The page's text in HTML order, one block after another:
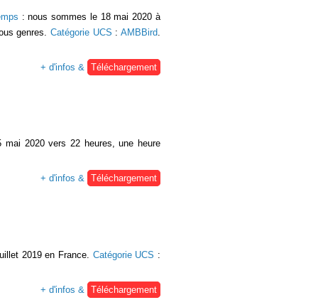
: nous sommes le 18 mai 2020 à
genres. Catégorie UCS :AMBBird
+ d'infos &
Téléchargement
mai 2020 vers 22 heures, une heure
+ d'infos & Téléchargement
2019 en France. Catégorie UCS :
+ d'infos & Téléchargement